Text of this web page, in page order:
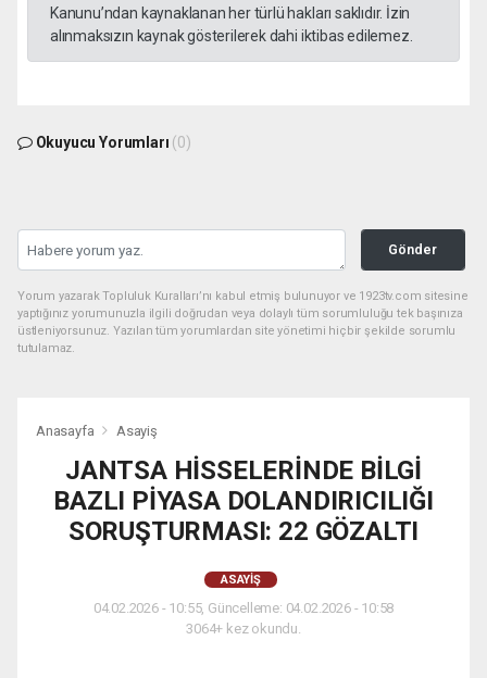
Kanunu’ndan kaynaklanan her türlü hakları saklıdır. İzin
alınmaksızın kaynak gösterilerek dahi iktibas edilemez.
Okuyucu Yorumları (0)
Gönder
Yorum yazarak Topluluk Kuralları’nı kabul etmiş bulunuyor ve 1923tv.com sitesine
yaptığınız yorumunuzla ilgili doğrudan veya dolaylı tüm sorumluluğu tek başınıza
üstleniyorsunuz. Yazılan tüm yorumlardan site yönetimi hiçbir şekilde sorumlu
tutulamaz.
Anasayfa Asayiş
JANTSA HİSSELERİNDE BİLGİ
BAZLI PİYASA DOLANDIRICILIĞI
SORUŞTURMASI: 22 GÖZALTI
ASAYIŞ
04.02.2026 - 10:55, Güncelleme: 04.02.2026 - 10:58
3064+ kez okundu.